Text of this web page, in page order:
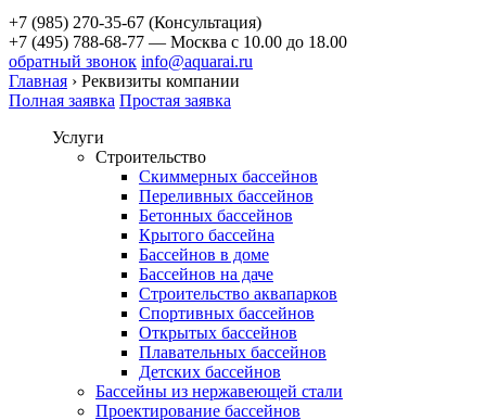
+7 (985) 270-35-67 (Консультация)
+7 (495) 788-68-77 — Москва с 10.00 до 18.00
обратный звонок info@aquarai.ru
Главная › Реквизиты компании
Полная заявка Простая заявка
Услуги
Строительство
Скиммерных бассейнов
Переливных бассейнов
Бетонных бассейнов
Крытого бассейна
Бассейнов в доме
Бассейнов на даче
Строительство аквапарков
Спортивных бассейнов
Открытых бассейнов
Плавательных бассейнов
Детских бассейнов
Бассейны из нержавеющей стали
Проектирование бассейнов